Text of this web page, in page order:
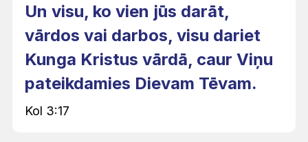
Un visu, ko vien jūs darāt,
vārdos vai darbos, visu dariet
Kunga Kristus vārdā, caur Viņu
pateikdamies Dievam Tēvam.
Kol 3:17